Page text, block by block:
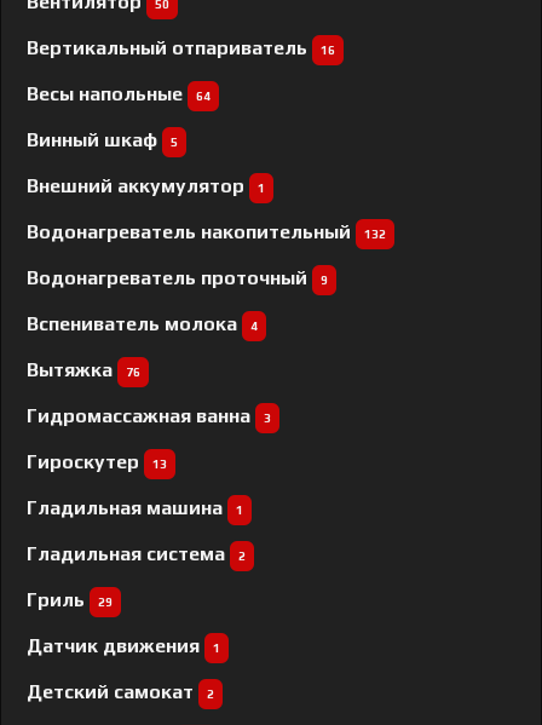
50
Вертикальный отпариватель 16
Весы напольные 64
Винный шкаф 5
Внешний аккумулятор 1
Водонагреватель накопительный 132
Водонагреватель проточный 9
Вспениватель молока 4
Вытяжка 76
Гидромассажная ванна 3
Гироскутер 13
Гладильная машина 1
Гладильная система 2
Гриль 29
Датчик движения 1
Детский самокат 2